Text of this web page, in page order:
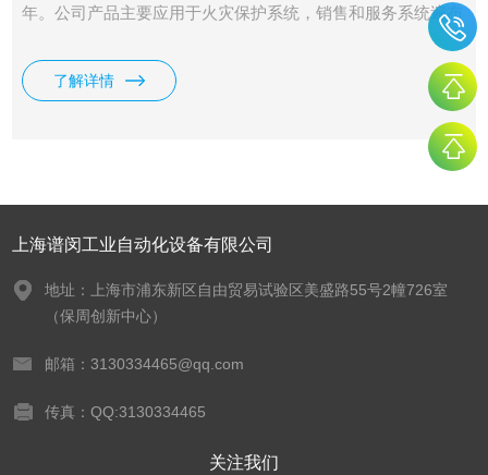
年。公司产品主要应用于火灾保护系统，销售和服务系统遍布
欧洲。主要产品有烟雾探测器、火焰探测器及其相关组件等
等。
了解详情
上海谱闵工业自动化设备有限公司
地址：上海市浦东新区自由贸易试验区美盛路55号2幢726室
（保周创新中心）
邮箱：3130334465@qq.com
传真：QQ:3130334465
关注我们